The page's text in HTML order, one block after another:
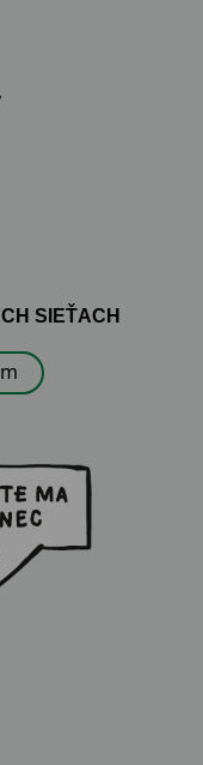
SIEŤACH